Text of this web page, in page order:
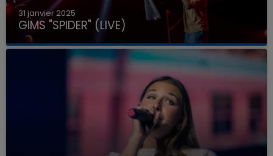
31 janvier 2025
GIMS "SPIDER" (LIVE)